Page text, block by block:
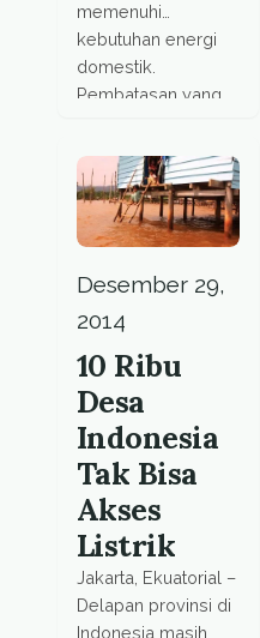
memenuhi
kebutuhan energi
domestik.
Pembatasan yang
dari strategi energi
nasional.
Desember 29,
2014
10 Ribu
Desa
Indonesia
Tak Bisa
Akses
Listrik
Jakarta, Ekuatorial –
Delapan provinsi di
Indonesia masih